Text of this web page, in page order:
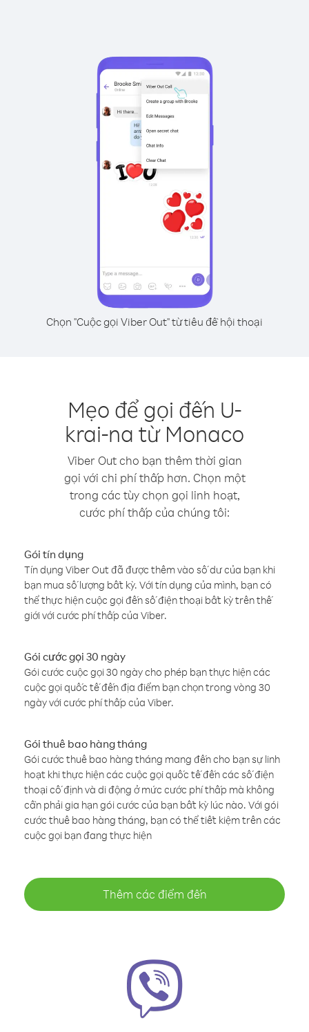
Chọn "Cuộc gọi Viber Out" từ tiêu đề hội thoại
Mẹo để gọi đến U-
krai-na từ Monaco
Viber Out cho bạn thêm thời gian
gọi với chi phí thấp hơn. Chọn một
trong các tùy chọn gọi linh hoạt,
cước phí thấp của chúng tôi:
Gói tín dụng
Tín dụng Viber Out đã được thêm vào số dư của bạn khi
bạn mua số lượng bất kỳ. Với tín dụng của mình, bạn có
thể thực hiện cuộc gọi đến số điện thoại bất kỳ trên thế
giới với cước phí thấp của Viber.
Gói cước gọi 30 ngày
Gói cước cuộc gọi 30 ngày cho phép bạn thực hiện các
cuộc gọi quốc tế đến địa điểm bạn chọn trong vòng 30
ngày với cước phí thấp của Viber.
Gói thuê bao hàng tháng
Gói cước thuê bao hàng tháng mang đến cho bạn sự linh
hoạt khi thực hiện các cuộc gọi quốc tế đến các số điện
thoại cố định và di động ở mức cước phí thấp mà không
cần phải gia hạn gói cước của bạn bất kỳ lúc nào. Với gói
cước thuê bao hàng tháng, bạn có thể tiết kiệm trên các
cuộc gọi bạn đang thực hiện
Thêm các điểm đến